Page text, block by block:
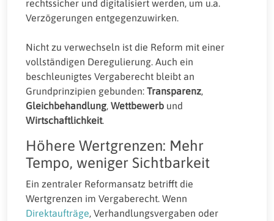
rechtssicher und digitalisiert werden, um u.a.
Verzögerungen entgegenzuwirken.
Nicht zu verwechseln ist die Reform mit einer
vollständigen Deregulierung. Auch ein
beschleunigtes Vergaberecht bleibt an
Grundprinzipien gebunden: Transparenz,
Gleichbehandlung, Wettbewerb und
Wirtschaftlichkeit.
Höhere Wertgrenzen: Mehr
Tempo, weniger Sichtbarkeit
Ein zentraler Reformansatz betrifft die
Wertgrenzen im Vergaberecht. Wenn
Direktaufträge, Verhandlungsvergaben oder